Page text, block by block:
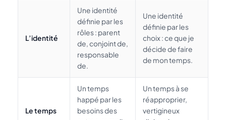
L’identité
Une identité
définie par les
rôles : parent
de, conjoint de,
responsable
de.
Une identité
définie par les
choix : ce que je
décide de faire
de mon temps.
Le temps
Un temps
happé par les
besoins des
Un temps à se
réapproprier,
vertigineux